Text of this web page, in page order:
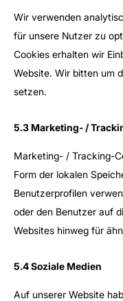
Wir verwenden
für unsere Nutzer zu
Cookies erhalten wir
Website. Wir bitten um
setzen.
5.3 Marketing- /
Marketing- / Tracking-
Form der lokalen
Benutzerprofilen
oder den Benutzer auf
Websites hinweg für
5.4 Soziale Medien
Auf unserer Website